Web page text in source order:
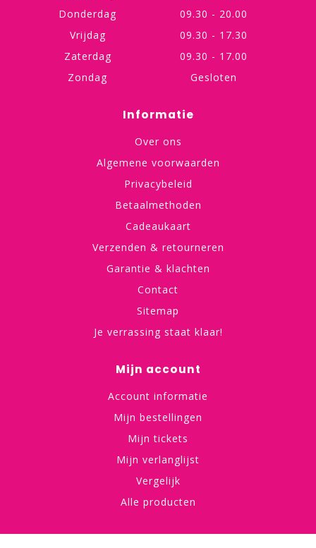
Donderdag
09.30 - 20.00
Vrijdag
09.30 - 17.30
Zaterdag
09.30 - 17.00
Zondag
Gesloten
Informatie
Over ons
Algemene voorwaarden
Privacybeleid
Betaalmethoden
Cadeaukaart
Verzenden & retourneren
Garantie & klachten
Contact
Sitemap
Je verrassing staat klaar!
Mijn account
Account informatie
Mijn bestellingen
Mijn tickets
Mijn verlanglijst
Vergelijk
Alle producten